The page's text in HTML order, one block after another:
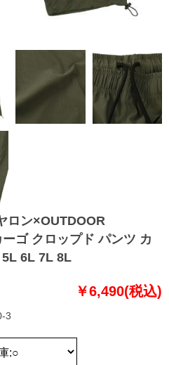
ロン×OUTDOOR
ゴ クロップド パンツ カ
6L 7L 8L
￥6,490(税込)
3